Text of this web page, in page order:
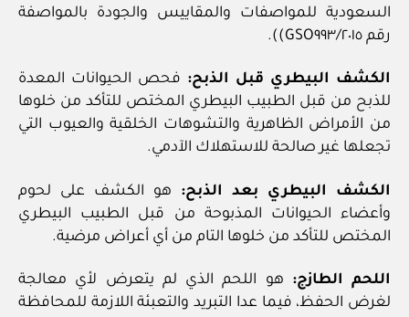
السعودية للمواصفات والمقاييس والجودة بالمواصفة
رقم GSO٩٩٣/٢٠١٥)).
الكشف البيطري قبل الذبح: فحص الحيوانات المعدة
للذبح من قبل الطبيب البيطري المختص للتأكد من خلوها
من الأمراض الظاهرية والتشوهات الخلقية والعيوب التي
تجعلها غير صالحة للاستهلاك الآدمي.
الكشف البيطري بعد الذبح: هو الكشف على لحوم
وأعضاء الحيوانات المذبوحة من قبل الطبيب البيطري
المختص للتأكد من خلوها التام من أي أعراض مرضية.
اللحم الطازج: هو اللحم الذي لم يتعرض لأي معالجة
لغرض الحفظ، فيما عدا التبريد والتعبئة اللازمة للمحافظة